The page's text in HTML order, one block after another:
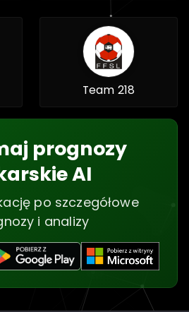
Team 218
prognozy
AI
po szczegółowe
i analizy